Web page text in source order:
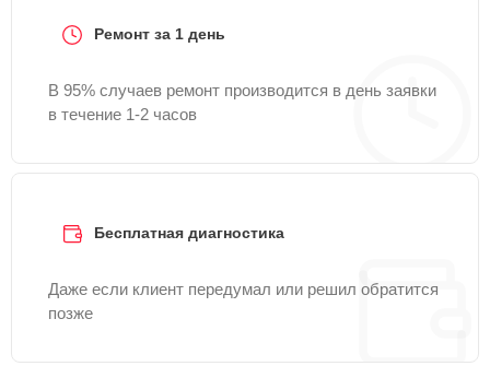
Ремонт за 1 день
В 95% случаев ремонт производится в день заявки
в течение 1-2 часов
Бесплатная диагностика
Даже если клиент передумал или решил обратится
позже